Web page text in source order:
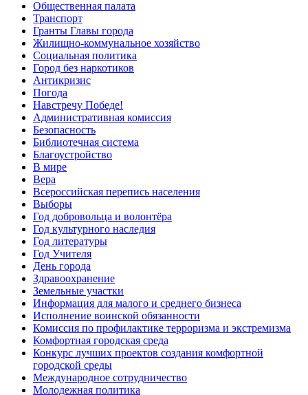
Общественная палата
Транспорт
Гранты Главы города
Жилищно-коммунальное хозяйство
Социальная политика
Город без наркотиков
Антикризис
Погода
Навстречу Победе!
Административная комиссия
Безопасность
Библиотечная система
Благоустройство
В мире
Вера
Всероссийская перепись населения
Выборы
Год добровольца и волонтёра
Год культурного наследия
Год литературы
Год Учителя
День города
Здравоохранение
Земельные участки
Информация для малого и среднего бизнеса
Исполнение воинской обязанности
Комиссия по профилактике терроризма и экстремизма
Комфортная городская среда
Конкурс лучших проектов создания комфортной
городской среды
Международное сотрудничество
Молодежная политика